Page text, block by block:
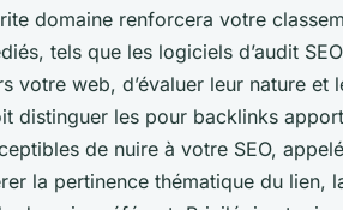
domaine renforcera votre
tels que les logiciels d’audit
votre web, d’évaluer leur nature et
distinguer les pour backlinks
de nuire à votre SEO,
la pertinence thématique du lien,